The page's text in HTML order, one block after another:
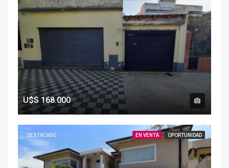
U$S168.000
DESTACADO EN VENTA OPORTUNIDAD